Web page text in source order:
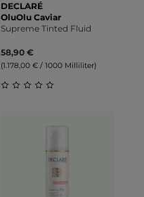
DECLARÉ
OluOlu Caviar
Supreme Tinted Fluid
58,90 €
(1.178,00 € / 1000 Milliliter)